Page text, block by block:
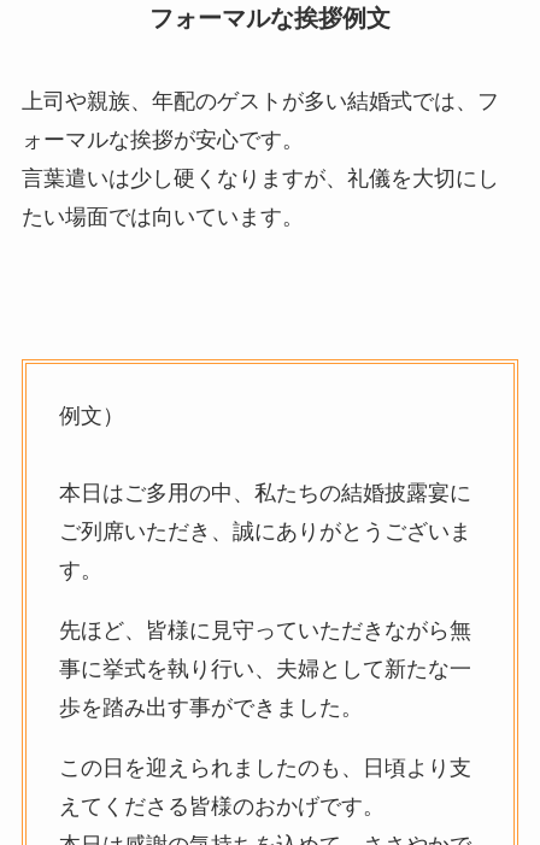
フォーマルな挨拶例文
上司や親族、年配のゲストが多い結婚式では、フ
ォーマルな挨拶が安心です。
言葉遣いは少し硬くなりますが、礼儀を大切にし
たい場面では向いています。
例文）
本日はご多用の中、私たちの結婚披露宴に
ご列席いただき、誠にありがとうございま
す。
先ほど、皆様に見守っていただきながら無
事に挙式を執り行い、夫婦として新たな一
歩を踏み出す事ができました。
この日を迎えられましたのも、日頃より支
えてくださる皆様のおかげです。